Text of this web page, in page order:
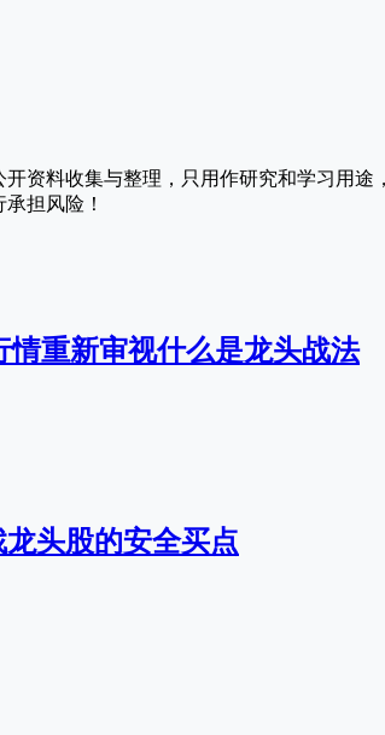
资料收集与整理，只用作研究和学习用途
担风险！
情重新审视什么是龙头战法
头股的安全买点